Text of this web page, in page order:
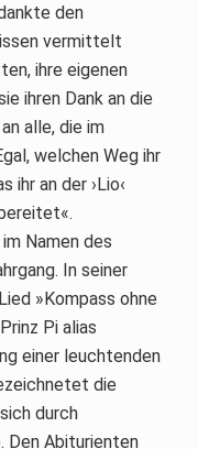
den
vermittelt
ihre eigenen
ihren Dank an die
alle, die im
welchen Weg ihr
ihr an der ›Lio‹
Namen des
In seiner
»Kompass ohne
Pi alias
einer leuchtenden
die
durch
Den Abiturienten